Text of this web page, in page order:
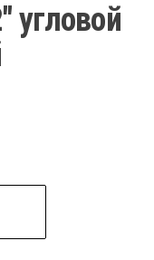
угловой